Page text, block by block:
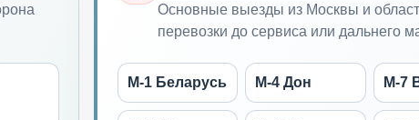
Основные выезды из Москвы и
перевозки до сервиса или дальнего
М-1 Беларусь М-4 Дон М-7